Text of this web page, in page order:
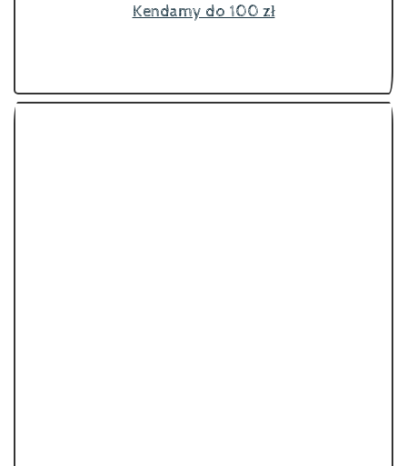
Kendamy do 100 zł